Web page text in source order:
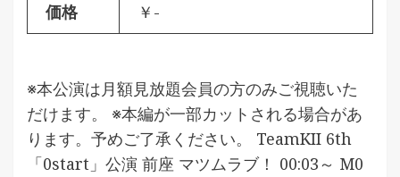
価格 ￥-
※本公演は月額見放題会員の方のみご視聴いた
だけます。 ※本編が一部カットされる場合があ
ります。予めご了承ください。 TeamKII 6th
「0start」公演 前座 マツムラブ！ 00:03～ M0